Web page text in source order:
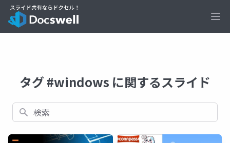
タグ #windows に関するスライド
検索